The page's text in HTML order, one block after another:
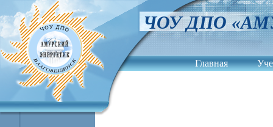
ЧОУ ДПО
Главная